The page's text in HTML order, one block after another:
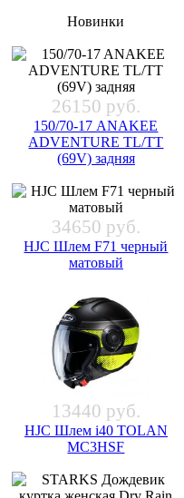
Новинки
26150 руб.
150/70-17 ANAKEE
ADVENTURE TL/TT
(69V) задняя
34650 руб.
HJC Шлем F71 черный
матовый
13440 руб.
HJC Шлем i40 TOLAN
MC3HSF